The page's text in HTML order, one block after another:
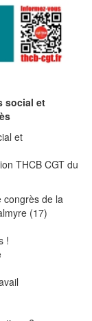
social et
et
THCB CGT du
congrès de la
(17)
!